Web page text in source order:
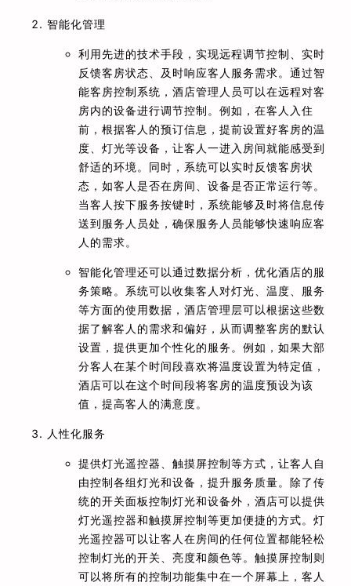
智能化管理
利用先进的技术手段，实现远程调节控制、实时
反馈客房状态、及时响应客人服务需求。通过智
能客房控制系统，酒店管理人员可以在远程对客
房内的设备进行调节控制。例如，在客人入住
前，根据客人的预订信息，提前设置好客房的温
度、灯光等设备，让客人一进入房间就能感受到
舒适的环境。同时，系统可以实时反馈客房状
态，如客人是否在房间、设备是否正常运行等。
当客人按下服务按键时，系统能够及时将信息传
送到服务人员处，确保服务人员能够快速响应客
人的需求。
智能化管理还可以通过数据分析，优化酒店的服
务策略。系统可以收集客人对灯光、温度、服务
等方面的使用数据，酒店管理层可以根据这些数
据了解客人的需求和偏好，从而调整客房的默认
设置，提供更加个性化的服务。例如，如果大部
分客人在某个时间段喜欢将温度设置为特定值，
酒店可以在这个时间段将客房的温度预设为该
值，提高客人的满意度。
人性化服务
提供灯光遥控器、触摸屏控制等方式，让客人自
由控制各组灯光和设备，提升服务质量。除了传
统的开关面板控制灯光和设备外，酒店可以提供
灯光遥控器和触摸屏控制等更加便捷的方式。灯
光遥控器可以让客人在房间的任何位置都能轻松
控制灯光的开关、亮度和颜色等。触摸屏控制则
可以将所有的控制功能集中在一个屏幕上，客人